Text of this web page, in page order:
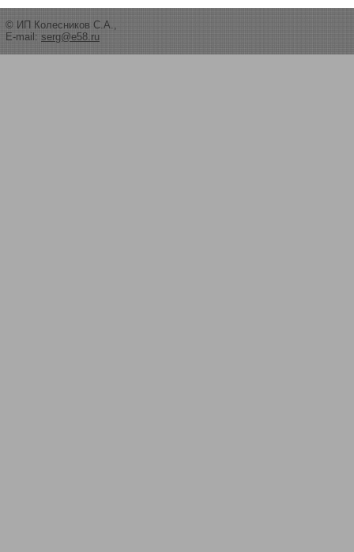
© ИП Колесников С.А.,
E-mail: serg@e58.ru